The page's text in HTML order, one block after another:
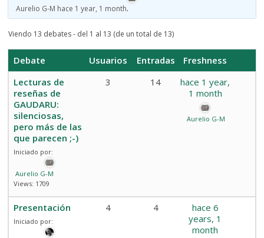
Aurelio G-M hace 1 year, 1 month.
Viendo 13 debates - del 1 al 13 (de un total de 13)
Debate Usuarios Entradas
Freshness
Lecturas de
reseñas de
GAUDARU:
silenciosas,
pero más de las
que parecen ;-)
Iniciado por:
Aurelio G-M
Views: 1709
3 14
hace 1 year,
1 month
Aurelio G-M
Presentación
Iniciado por:
4 4
hace 6
years, 1
month